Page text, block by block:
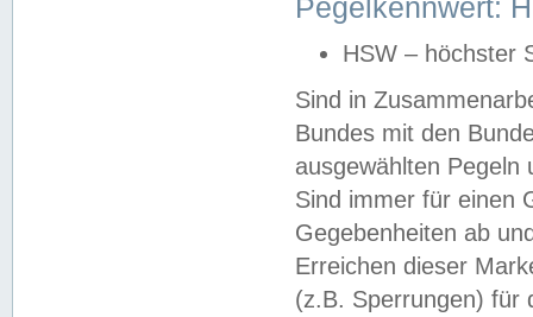
Pegelkennwert:
HSW – höchster
Sind in
Bundes mit den
ausgewählten
Sind immer für einen
Gegebenheiten ab
Erreichen dieser
(z.B. Sperrungen) für